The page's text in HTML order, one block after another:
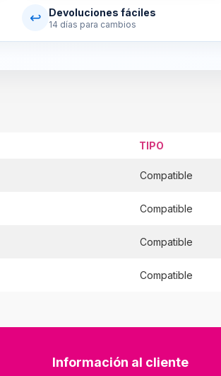
↩ Devoluciones fáciles
14 días para cambios
TIPO
Compatible
Compatible
Compatible
Compatible
Información al cliente